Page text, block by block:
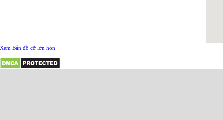
Xem Bản đồ cỡ lớn hơn